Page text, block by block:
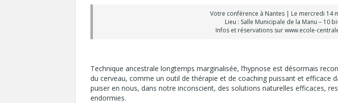
Votre conférence à Nantes | Le mercredi 14
Lieu : Salle Municipale de la Manu – 10
Infos et réservations sur www.ecole-
Technique ancestrale longtemps marginalisée, l’hypnose est désormais
du cerveau, comme un outil de thérapie et de coaching puissant et efficace
puiser en nous, dans notre inconscient, des solutions naturelles efficaces,
endormies.